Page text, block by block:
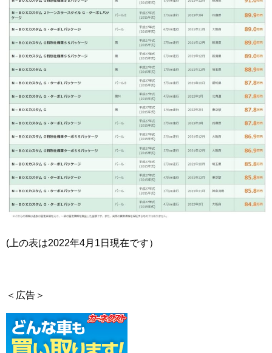
(上の表は2022年4月1日現在です）
＜広告＞